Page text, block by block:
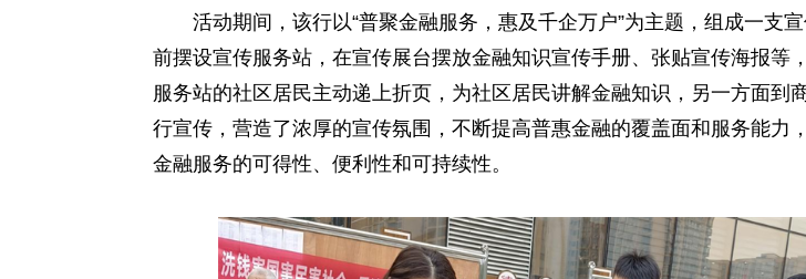
活动期间，该行以“普聚金融服务，惠及千企万户”为主题，组成一支
前摆设宣传服务站，在宣传展台摆放金融知识宣传手册、张贴宣传海报等
服务站的社区居民主动递上折页，为社区居民讲解金融知识，另一方面到
行宣传，营造了浓厚的宣传氛围，不断提高普惠金融的覆盖面和服务能力
金融服务的可得性、便利性和可持续性。